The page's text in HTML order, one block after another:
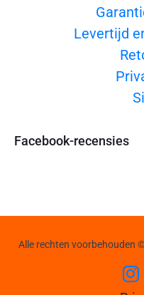
Levertijd
Facebook-recensies
Alle rechten voorbehouden